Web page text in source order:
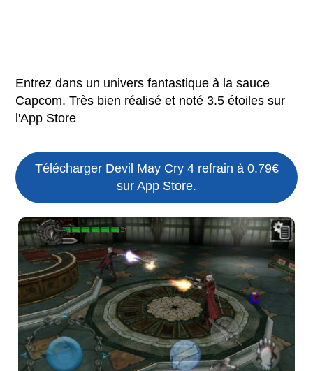
Entrez dans un univers fantastique à la sauce
Capcom. Très bien réalisé et noté 3.5 étoiles sur
l'App Store
Télécharger Devil May Cry 4 refrain à 0.79€
sur App Store.